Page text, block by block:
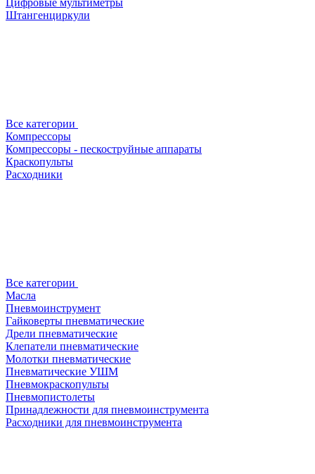
Цифровые мультиметры
Штангенциркули
Все категории
Компрессоры
Компрессоры - пескоструйные аппараты
Краскопульты
Расходники
Все категории
Масла
Пневмоинструмент
Гайковерты пневматические
Дрели пневматические
Клепатели пневматические
Молотки пневматические
Пневматические УШМ
Пневмокраскопульты
Пневмопистолеты
Принадлежности для пневмоинструмента
Расходники для пневмоинструмента